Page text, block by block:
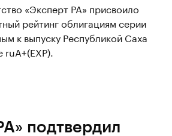
«Эксперт РА» присвоило
рейтинг облигациям серии
к выпуску Республикой Саха
ruА+(EXP).
подтвердил